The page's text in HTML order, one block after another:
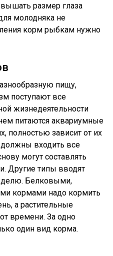
размер глаза
молодняка не
корм рыбкам нужно
пищу,
поступают все
жизнедеятельности
питаются аквариумные
полностью зависит от их
должны входить все
могут составлять
Другие типы вводят
Белковыми,
кормами надо кормить
а растительные
времени. За одно
один вид корма.